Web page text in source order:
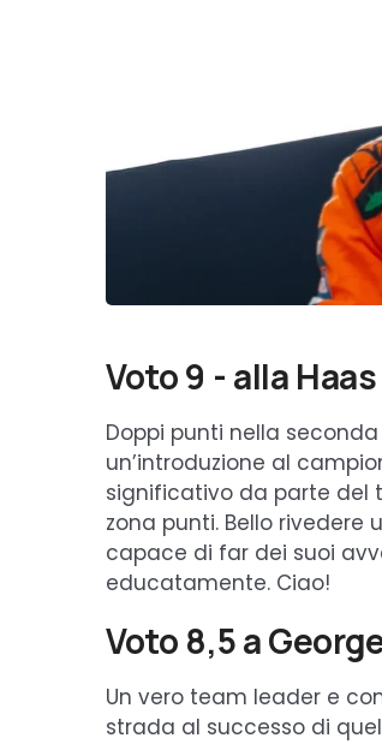
Voto 9 - alla Haas
Doppi punti nella
un’introduzione al
significativo da parte del
zona punti. Bello rivedere
capace di far dei suoi
educatamente. Ciao!
Voto 8,5 a
Un vero team leader e
strada al successo di